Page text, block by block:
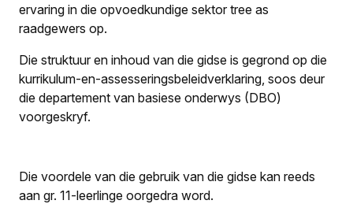
ervaring in die opvoedkundige sektor tree as
raadgewers op.
Die struktuur en inhoud van die gidse is gegrond op die
kurrikulum-en-assesseringsbeleid­verklaring, soos deur
die departement van basiese onderwys (DBO)
voorgeskryf.
Die voordele van die gebruik van die gidse kan reeds
aan gr. 11-leerlinge oorgedra word.